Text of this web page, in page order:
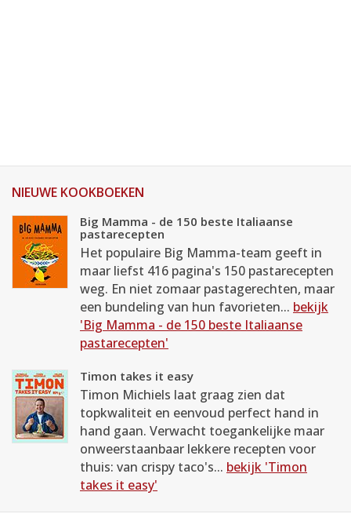
NIEUWE KOOKBOEKEN
Big Mamma - de 150 beste Italiaanse
pastarecepten
Het populaire Big Mamma-team geeft in
maar liefst 416 pagina's 150 pastarecepten
weg. En niet zomaar pastagerechten, maar
een bundeling van hun favorieten... bekijk
'Big Mamma - de 150 beste Italiaanse
pastarecepten'
Timon takes it easy
Timon Michiels laat graag zien dat
topkwaliteit en eenvoud perfect hand in
hand gaan. Verwacht toegankelijke maar
onweerstaanbaar lekkere recepten voor
thuis: van crispy taco's... bekijk 'Timon
takes it easy'